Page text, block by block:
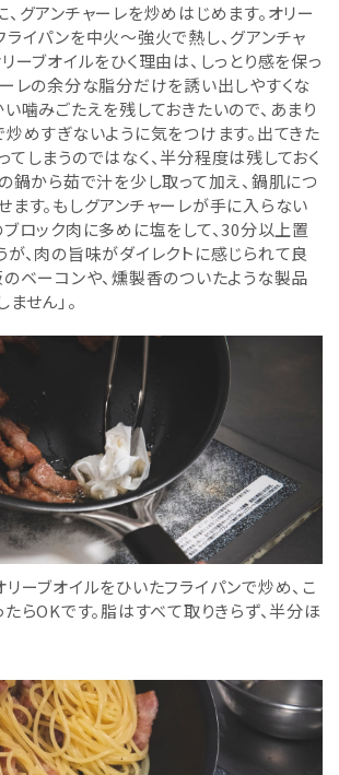
グアンチャーレを炒めはじめます。オリー
ライパンを中火〜強火で熱し、グアンチャ
ーブオイルをひく理由は、しっとり感を保っ
ーレの余分な脂分だけを誘い出しやすくな
噛みごたえを残しておきたいので、あまり
炒めすぎないように気をつけます。出てきた
しまうのではなく、半分程度は残しておく
鍋から茹で汁を少し取って加え、鍋肌につ
ます。もしグアンチャーレが手に入らない
ブロック肉に多めに塩をして、30分以上置
が、肉の旨味がダイレクトに感じられて良
のベーコンや、燻製香のついたような製品
せん」。
ーブオイルをひいたフライパンで炒め、こ
らOKです。脂はすべて取りきらず、半分ほ